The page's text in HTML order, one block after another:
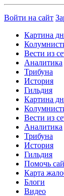
Войти на сайт
Картина
Вести из
Аналитика
Трибуна
История
Гильдия
Картина
Вести из
Аналитика
Трибуна
История
Гильдия
Помочь
Карта
Блоги
Видео